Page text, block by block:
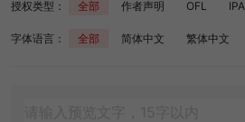
授权类型： 全部 作者声明 OFL IPA
字体语言： 全部 简体中文 繁体中文